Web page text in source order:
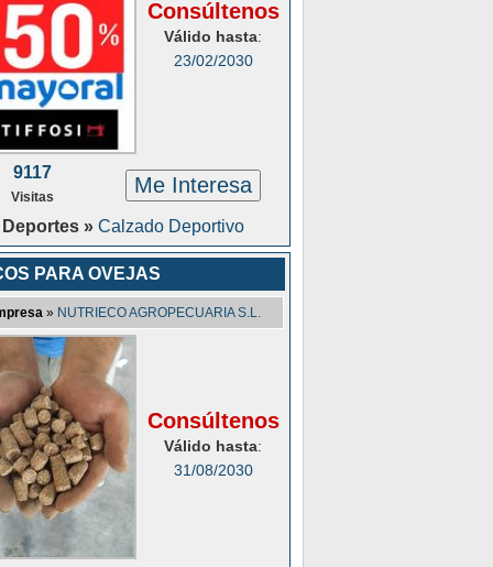
Consúltenos
Válido hasta:
23/02/2030
9117
Visitas Me Interesa
Deportes » Calzado Deportivo
PARA OVEJAS
» NUTRIECO AGROPECUARIA S.L.
Consúltenos
Válido hasta:
31/08/2030